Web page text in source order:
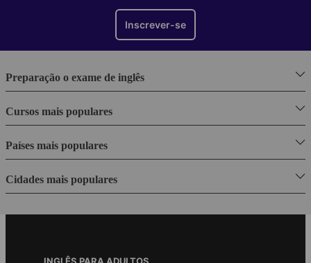
Inscrever-se
Preparação o exame de inglês
Cursos mais populares
Países mais populares
Cidades mais populares